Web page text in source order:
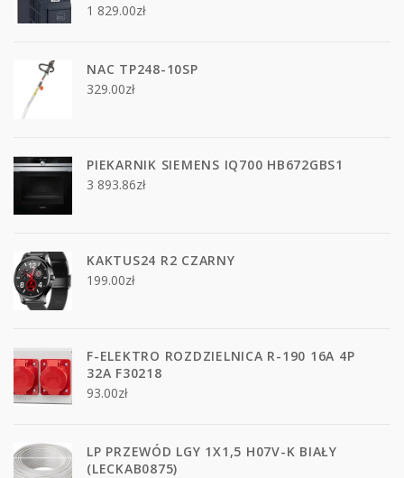
1 829.00zł
NAC TP248-10SP
329.00zł
PIEKARNIK SIEMENS IQ700 HB672GBS1
3 893.86zł
KAKTUS24 R2 CZARNY
199.00zł
F-ELEKTRO ROZDZIELNICA R-190 16A 4P
32A F30218
93.00zł
LP PRZEWÓD LGY 1X1,5 H07V-K BIAŁY
(LECKAB0875)